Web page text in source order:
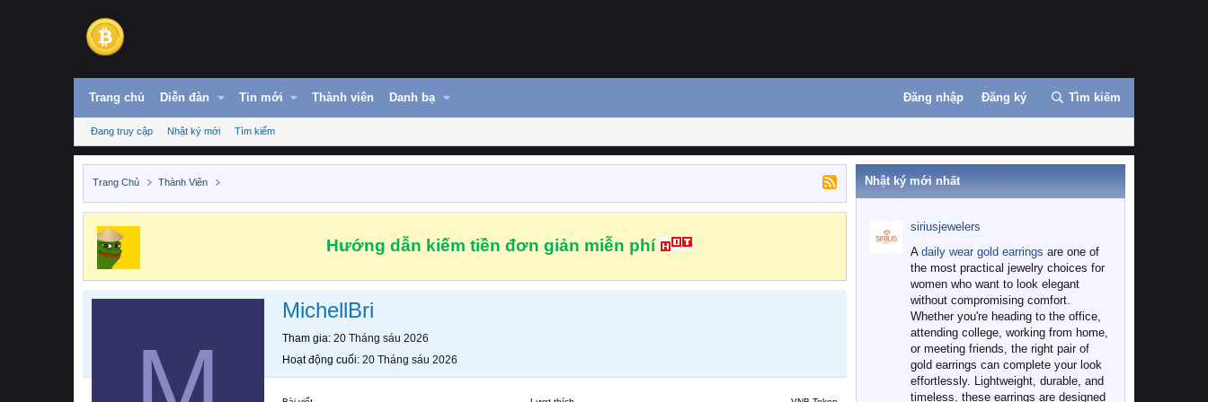
Trang chủ Diễn đàn Tin mới Thành viên Danh bạ Đăng nhập Đăng ký Tìm kiếm
Đang truy cập Nhật ký mới Tìm kiếm
Trang Chủ Thành Viên
Hướng dẫn kiếm tiền đơn giản miễn phí
MichellBri
Tham gia 20 Tháng sáu 2026
Hoạt động cuối 20 Tháng sáu 2026
Nhật ký mới nhất
siriusjewelers
A daily wear gold earrings are one of
the most practical jewelry choices for
women who want to look elegant
without compromising comfort.
Whether you're heading to the office,
attending college, working from home,
or meeting friends, the right pair of
gold earrings can complete your look
effortlessly. Lightweight, durable, and
timeless, these earrings are designed